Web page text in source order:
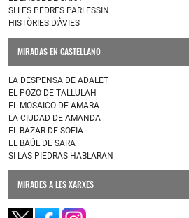
SI LES PEDRES PARLESSIN
HISTÒRIES D'ÀVIES
MIRADAS EN CASTELLANO
LA DESPENSA DE ADALET
EL POZO DE TALLULAH
EL MOSAICO DE AMARA
LA CIUDAD DE AMANDA
EL BAZAR DE SOFIA
EL BAÚL DE SARA
SI LAS PIEDRAS HABLARAN
MIRADES A LES XARXES